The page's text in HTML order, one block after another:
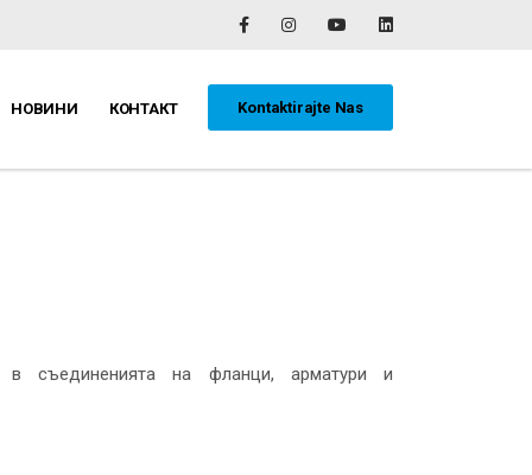
НОВИНИ КОНТАКТ Kontaktirajte Nas
в съединенията на фланци, арматури и